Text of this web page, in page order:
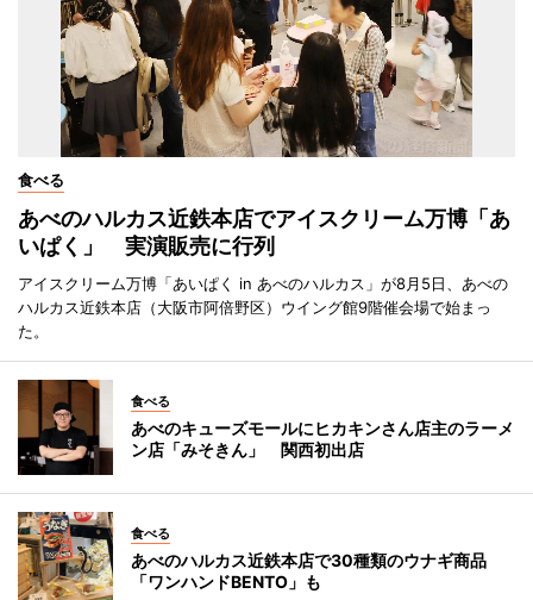
食べる
あべのハルカス近鉄本店でアイスクリーム万博「あ
いぱく」 実演販売に行列
アイスクリーム万博「あいぱく in あべのハルカス」が8月5日、あべの
ハルカス近鉄本店（大阪市阿倍野区）ウイング館9階催会場で始まっ
た。
食べる
あべのキューズモールにヒカキンさん店主のラーメ
ン店「みそきん」 関西初出店
食べる
あべのハルカス近鉄本店で30種類のウナギ商品
「ワンハンドBENTO」も